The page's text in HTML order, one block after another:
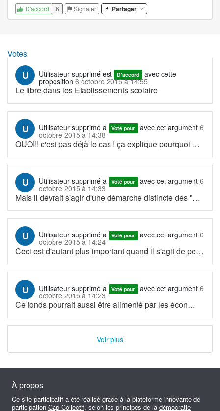
D'accord 6 Signaler Partager
Votes
U Utilisateur supprimé est D'accord avec cette
proposition 6 octobre 2015 à 14:55
Le libre dans les Etablissements scolaire
U Utilisateur supprimé a Voté pour avec cet argument 6
octobre 2015 à 14:38
QUOI!! c'est pas déjà le cas ! ça explique pourquoi …
U Utilisateur supprimé a Voté pour avec cet argument 6
octobre 2015 à 14:33
Mais il devrait s'agir d'une démarche distincte des "…
U Utilisateur supprimé a Voté pour avec cet argument 6
octobre 2015 à 14:24
Ceci est d'autant plus important quand il s'agit de pe…
U Utilisateur supprimé a Voté pour avec cet argument 6
octobre 2015 à 14:23
Ce fonds pourrait aussi être alimenté par les écon…
Voir plus
À propos
Ce site participatif a été réalisé grâce à la plateforme innovante de
participation Cap Collectif, selon les principes de la démocratie